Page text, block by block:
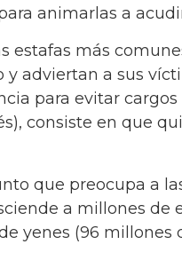
animarlas a
estafas más
y adviertan a sus
para evitar
consiste en que
que preocupa a
a millones de
yenes (96 millones